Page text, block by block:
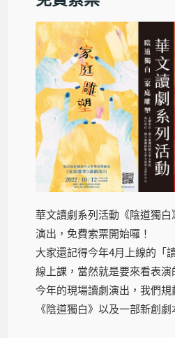
華文讀劇系列活動《陰道獨白
演出，免費索票開始囉！
大家還記得今年4月上線的「
線上課，當然就是要來看表演
今年的現場讀劇演出，我們
《陰道獨白》以及一部新創